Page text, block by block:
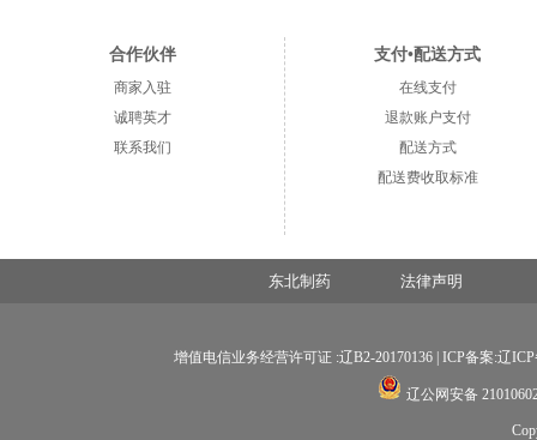
合作伙伴
商家入驻
诚聘英才
联系我们
支付•配送方式
在线支付
退款账户支付
配送方式
配送费收取标准
东北制药 法律声明
增值电信业务经营许可证 :辽B2-20170136 | ICP备案:辽
辽公网安备